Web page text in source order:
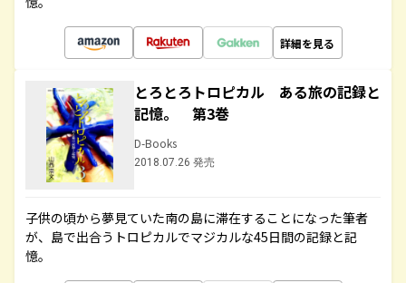
詳細を見る
とろとろトロピカル ある旅の記録と
記憶。 第3巻
D-Books
2018.07.26 発売
子供の頃から夢見ていた南の島に滞在することになった筆者
が、島で出合うトロピカルでマジカルな45日間の記録と記
憶。